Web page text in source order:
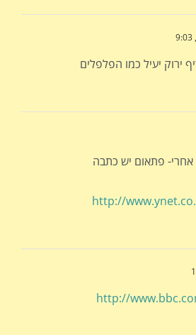
ירוק יעיל כמו הפלפלים
אחרי- פתאום יש כתבה
http://
http://